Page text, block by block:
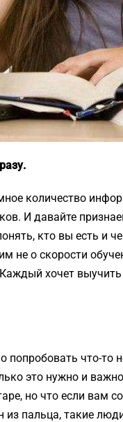
количество
И давайте
кто вы есть и
не о скорости
хочет
попробовать что-
это нужно и
но что если вам
пальца, такие